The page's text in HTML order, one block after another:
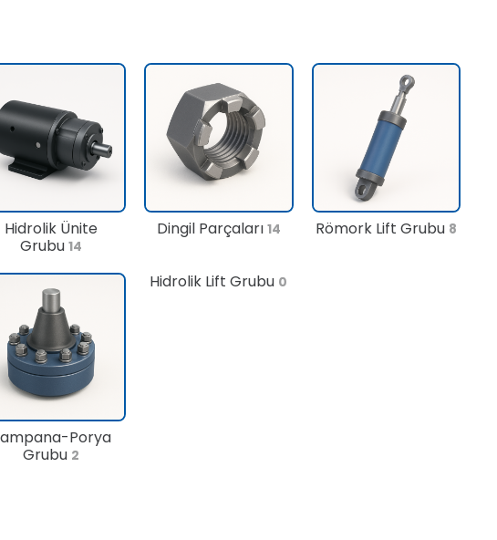
Hidrolik Ünite
Grubu14
Dingil Parçaları 14 Römork Lift Grubu 8
Porya
Grubu 2
Hidrolik Lift Grubu 0